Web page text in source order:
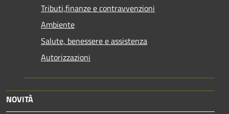
Tributi,finanze e contravvenzioni
Ambiente
Salute, benessere e assistenza
Autorizzazioni
NOVITÀ